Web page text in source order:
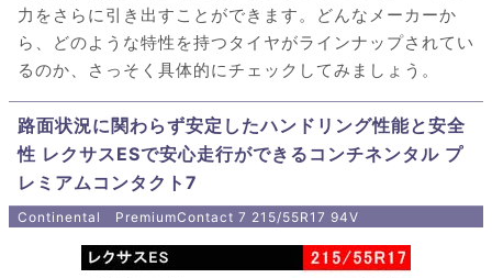
力をさらに引き出すことができます。どんなメーカーか
ら、どのような特性を持つタイヤがラインナップされてい
るのか、さっそく具体的にチェックしてみましょう。
路面状況に関わらず安定したハンドリング性能と安全
性 レクサスESで安心走行ができるコンチネンタル プ
レミアムコンタクト7
Continental PremiumContact 7 215/55R17 94V